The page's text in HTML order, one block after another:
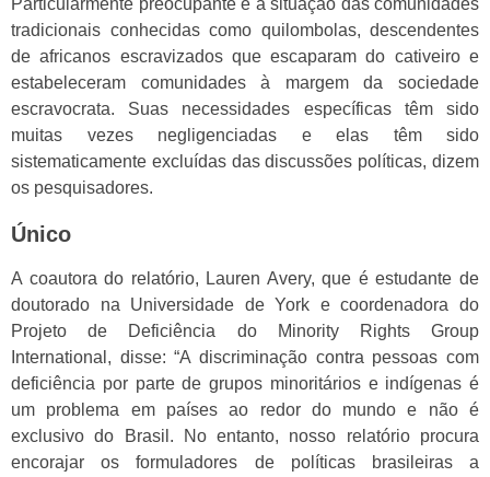
Particularmente preocupante é a situação das comunidades
tradicionais conhecidas como quilombolas, descendentes
de africanos escravizados que escaparam do cativeiro e
estabeleceram comunidades à margem da sociedade
escravocrata. Suas necessidades específicas têm sido
muitas vezes negligenciadas e elas têm sido
sistematicamente excluídas das discussões políticas, dizem
os pesquisadores.
Único
A coautora do relatório, Lauren Avery, que é estudante de
doutorado na Universidade de York e coordenadora do
Projeto de Deficiência do Minority Rights Group
International, disse: “A discriminação contra pessoas com
deficiência por parte de grupos minoritários e indígenas é
um problema em países ao redor do mundo e não é
exclusivo do Brasil. No entanto, nosso relatório procura
encorajar os formuladores de políticas brasileiras a